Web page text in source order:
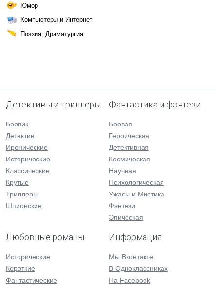
Юмор
Компьютеры и Интернет
Поэзия, Драматургия
Детективы и триллеры
Боевик
Детектив
Иронические
Исторические
Классические
Крутые
Триллеры
Шпионские
Фантастика и фэнтези
Боевая
Героическая
Детективная
Космическая
Научная
Психологическая
Ужасы и Мистика
Фэнтези
Эпическая
Любовные романы
Исторические
Короткие
Фантастические
Информация
Мы Вконтакте
В Одноклассниках
На Facebook